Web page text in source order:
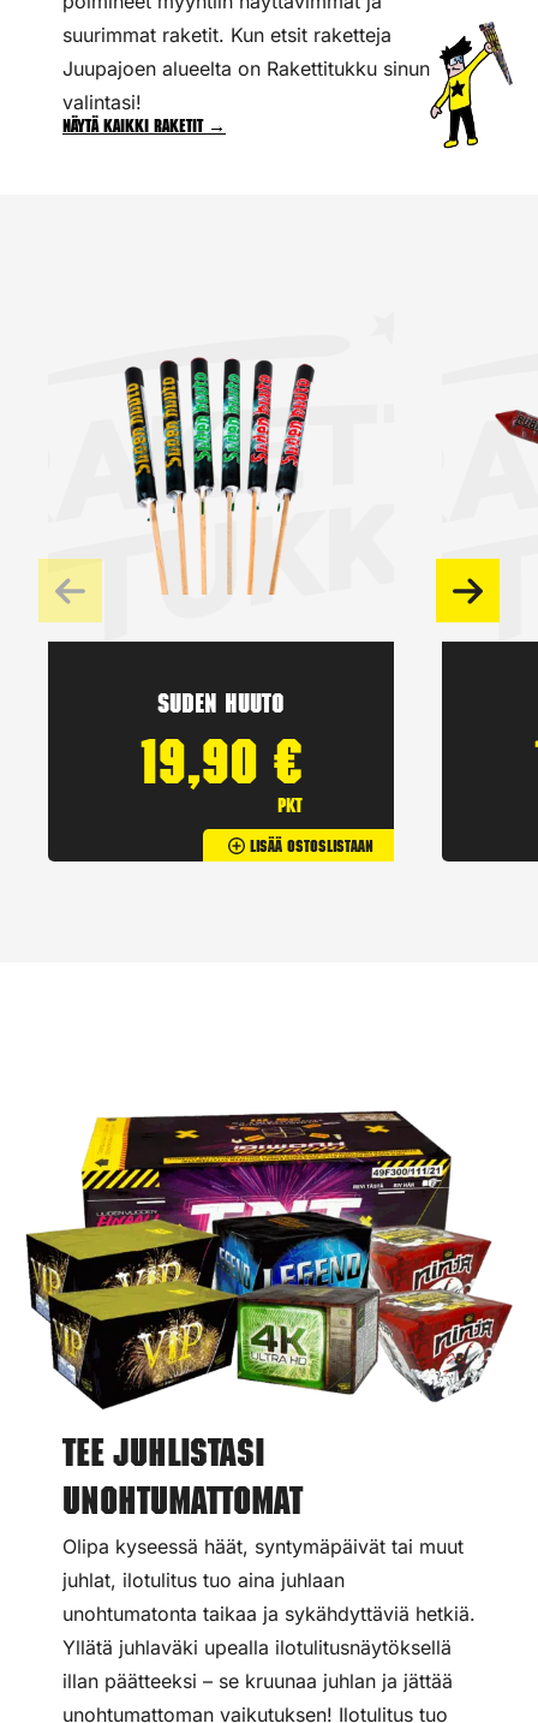
suurimmat raketit. Kun etsit raketteja
Juupajoen alueelta on Rakettitukku sinun
valintasi!
Näytä kaikki raketit →
Suden huuto
19,90 €
pkt
Lisää Ostoslistaan
Tee juhlistasi
unohtumattomat
Olipa kyseessä häät, syntymäpäivät tai muut
juhlat, ilotulitus tuo aina juhlaan
unohtumatonta taikaa ja sykähdyttäviä hetkiä.
Yllätä juhlaväki upealla ilotulitusnäytöksellä
illan päätteeksi – se kruunaa juhlan ja jättää
unohtumattoman vaikutuksen! Ilotulitus tuo